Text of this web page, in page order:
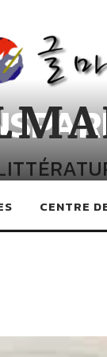
CENTRE